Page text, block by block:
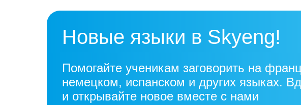
Новые языки в Skyeng!
Помогайте ученикам заговорить на
немецком, испанском и других языках.
и открывайте новое вместе с нами